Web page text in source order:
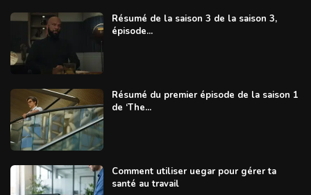
Résumé de la saison 3 de la saison 3,
épisode...
Résumé du premier épisode de la saison 1
de ‘The...
Comment utiliser uegar pour gérer ta
santé au travail